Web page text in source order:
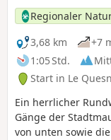
Regionaler
3,68 km
+7
1:05 Std.
Start in Le
Ein herrlicher
Gänge der
von unten sowie